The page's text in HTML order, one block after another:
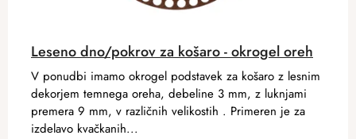
Leseno dno/pokrov za košaro - okrogel oreh
V ponudbi imamo okrogel podstavek za košaro z lesnim
dekorjem temnega oreha, debeline 3 mm, z luknjami
premera 9 mm, v različnih velikostih . Primeren je za
izdelavo kvačkanih...